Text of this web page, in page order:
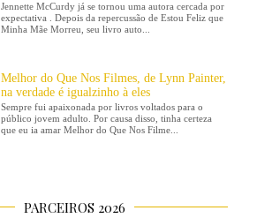
Jennette McCurdy já se tornou uma autora cercada por
expectativa . Depois da repercussão de Estou Feliz que
Minha Mãe Morreu, seu livro auto...
Melhor do Que Nos Filmes, de Lynn Painter,
na verdade é igualzinho à eles
Sempre fui apaixonada por livros voltados para o
público jovem adulto. Por causa disso, tinha certeza
que eu ia amar Melhor do Que Nos Filme...
PARCEIROS 2026